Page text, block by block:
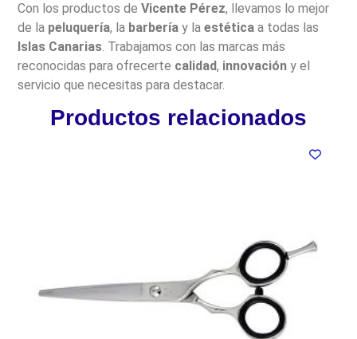
Con los productos deVicente Pérez, llevamos lo mejor
de la peluquería, la barbería y laestética a todas las
Islas Canarias. Trabajamos con las marcas más
reconocidas para ofrecerte calidad, innovación y el
servicio que necesitas para destacar.
Productos relacionados